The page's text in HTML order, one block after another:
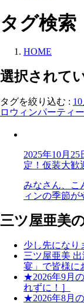
タグ検索
HOME
選択されて
タグを絞り込む :
ロウィンパーティー
2025年10月
定！仮装大歓
みなさん、こ
ィンの季節が
三ツ屋亜美
少し先にな
三ツ屋亜美
宴」で皆様に
★2026年9月
れずに！］
★2026年8月